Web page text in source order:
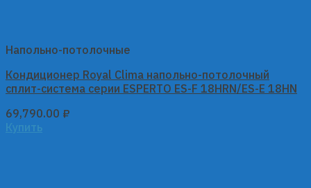
Напольно-потолочные
Кондиционер Royal Clima напольно-потолочный
сплит-система серии ESPERTO ES-F 18HRN/ES-E 18HN
69,790.00 ₽
Купить